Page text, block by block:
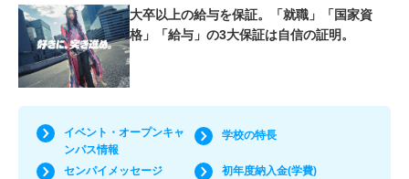
大卒以上の給与を保証。「就職」「国家資
格」「給与」の3大保証は自信の証明。
イベント・オープンキャ
ンパス情報
学校の特長
センパイメッセージ 初年度納入金(学費)